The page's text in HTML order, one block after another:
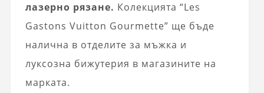
лазерно рязане. Колекцията “Les
Gastons Vuitton Gourmette” ще бъде
налична в отделите за мъжка и
луксозна бижутерия в магазините на
марката.